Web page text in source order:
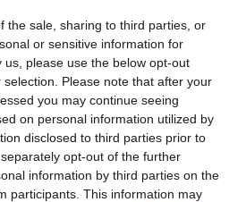
the sale, sharing to third parties, or
or sensitive information for
please use the below opt-out
Please note that after your
you may continue seeing
on personal information utilized by
disclosed to third parties prior to
opt-out of the further
information by third parties on the
participants. This information may